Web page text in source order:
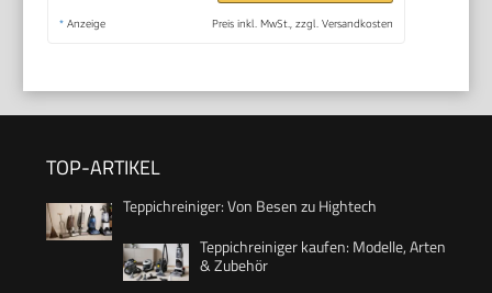
* Anzeige Preis inkl. MwSt., zzgl. Versandkosten
TOP-ARTIKEL
Teppichreiniger: Von Besen zu Hightech
Teppichreiniger kaufen: Modelle, Arten
& Zubehör